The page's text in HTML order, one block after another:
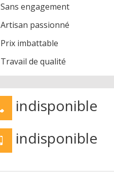
Sans engagement
Artisan passionné
Prix imbattable
Travail de qualité
indisponible
indisponible